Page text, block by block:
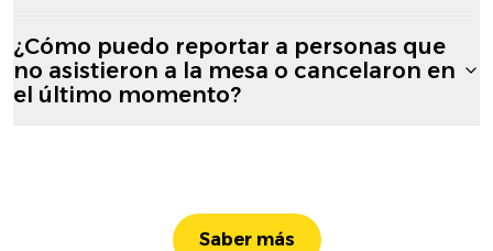
¿Cómo puedo reportar a personas que
no asistieron a la mesa o cancelaron en
el último momento?
Saber más